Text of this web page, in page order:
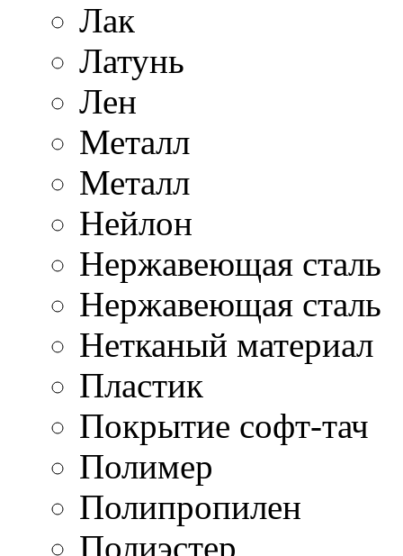
Лак
Латунь
Лен
Металл
Металл
Нейлон
Нержавеющая cталь
Нержавеющая сталь
Нетканый материал
Пластик
Покрытие софт-тач
Полимер
Полипропилен
Полиэстер